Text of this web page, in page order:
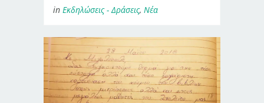
in Εκδηλώσεις - Δράσεις, Νέα